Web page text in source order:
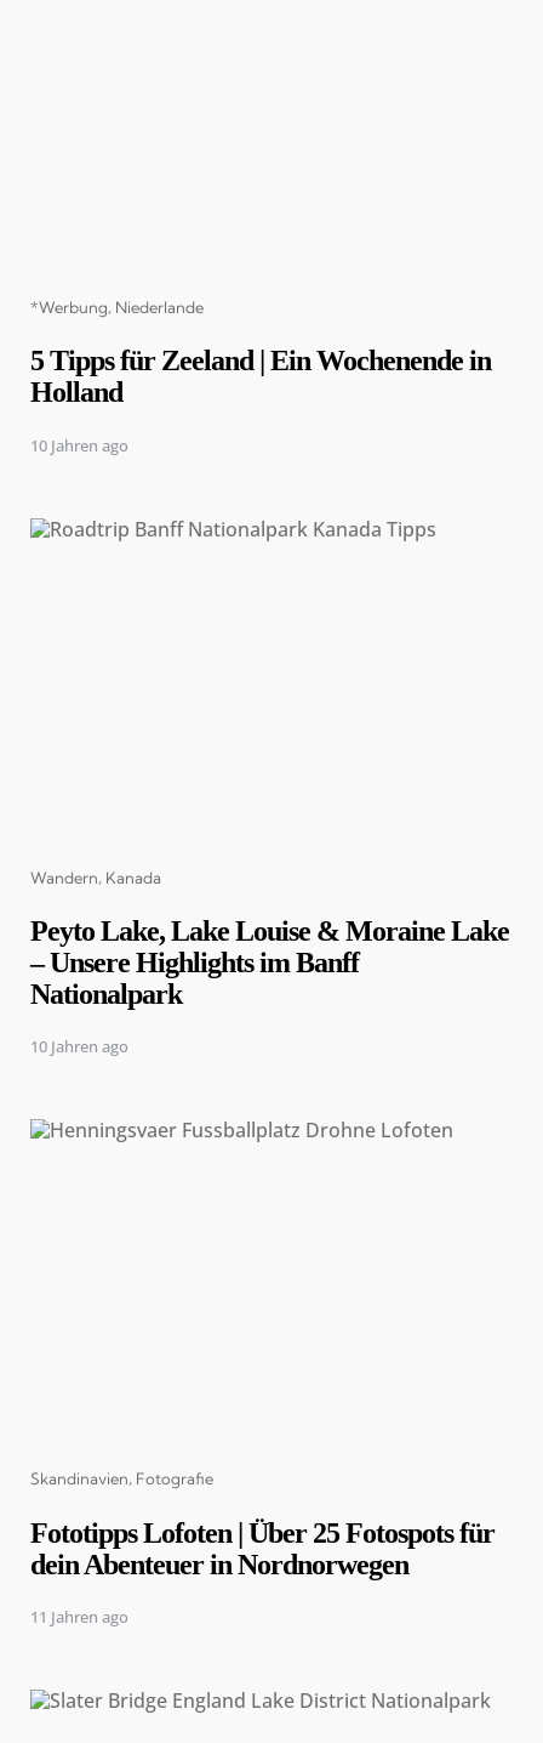
Categories
*Werbung Niederlande
5 Tipps für Zeeland | Ein Wochenende in
Holland
10 Jahren ago
Categories
Wandern Kanada
Peyto Lake, Lake Louise & Moraine Lake
– Unsere Highlights im Banff
Nationalpark
10 Jahren ago
Categories
Skandinavien Fotografie
Fototipps Lofoten | Über 25 Fotospots für
dein Abenteuer in Nordnorwegen
11 Jahren ago